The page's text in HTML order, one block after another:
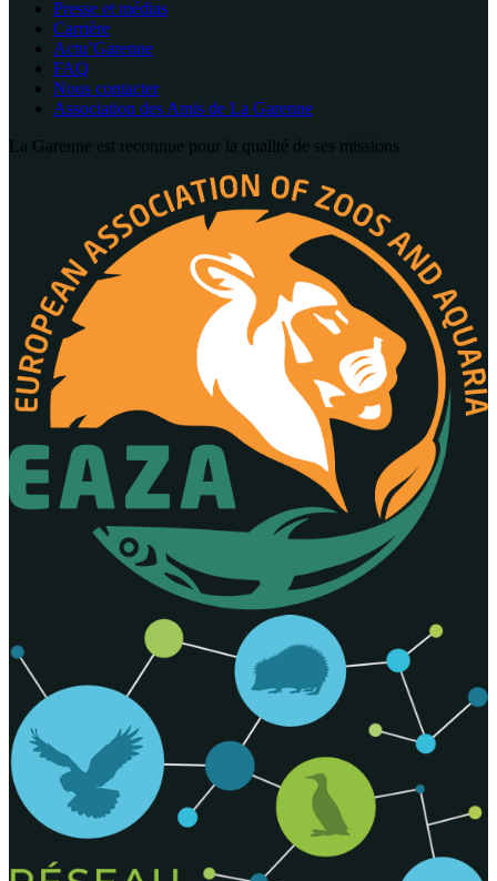
Presse et médias
Carrière
Actu’Garenne
FAQ
Nous contacter
Association des Amis de La Garenne
La Garenne est reconnue pour la qualité de ses missions